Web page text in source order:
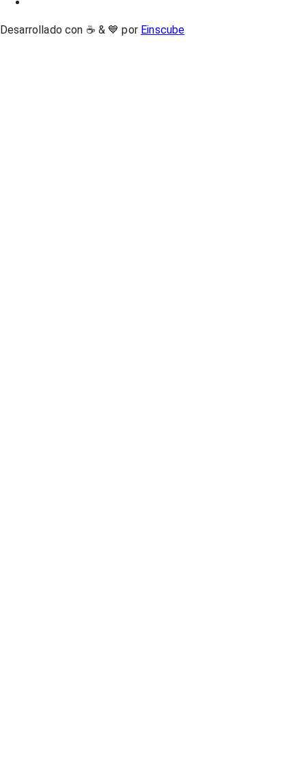
Desarrollado con ☕ & 💙 por Einscube